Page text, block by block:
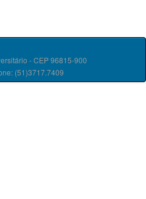
- CEP 96815-900
(51)3717.7409